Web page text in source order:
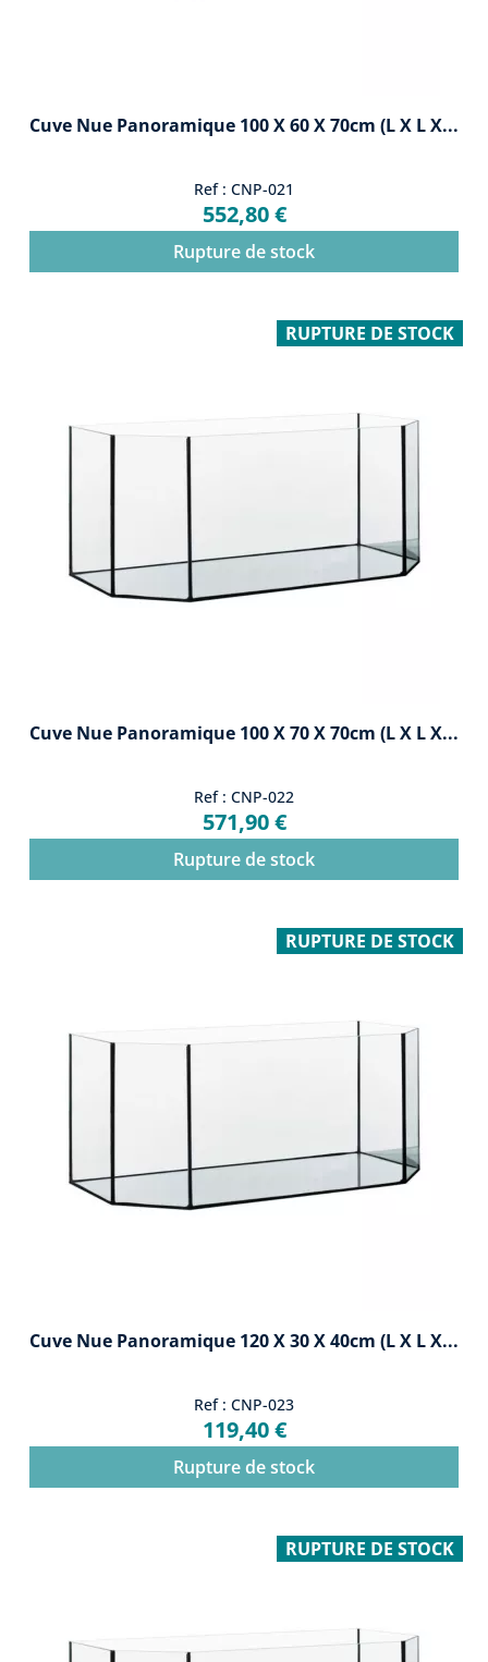
Cuve Nue Panoramique 100 X 60 X 70cm (L X L X...
Ref : CNP-021
552,80 €
Rupture de stock
Cuve Nue Panoramique 100 X 70 X 70cm (L X L X...
Ref : CNP-022
571,90 €
Rupture de stock
RUPTURE DE STOCK
Cuve Nue Panoramique 120 X 30 X 40cm (L X L X...
Ref : CNP-023
119,40 €
Rupture de stock
RUPTURE DE STOCK
RUPTURE DE STOCK